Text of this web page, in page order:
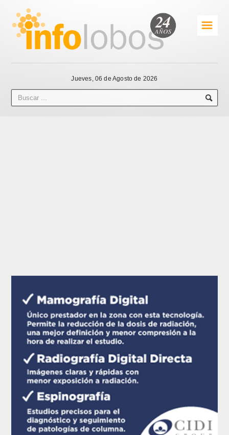
☰
Jueves, 06 de Agosto de 2026